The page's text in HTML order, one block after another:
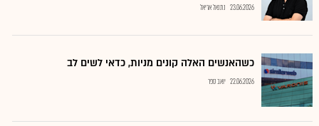
23.06.2026 נתנאל אריאל
כשהאנשים האלה קונים מניות, כדאי לשים לב
22.06.2026 יואב ספר